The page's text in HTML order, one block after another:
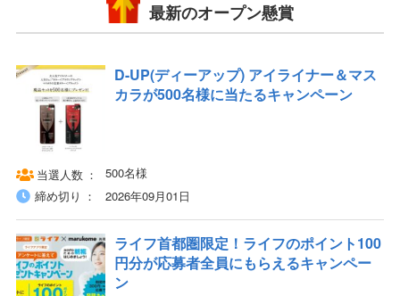
最新のオープン懸賞
D-UP(ディーアップ) アイライナー＆マス
カラが500名様に当たるキャンペーン
当選人数
500名様
締め切り
2026年09月01日
ライフ首都圏限定！ライフのポイント100
円分が応募者全員にもらえるキャンペー
ン